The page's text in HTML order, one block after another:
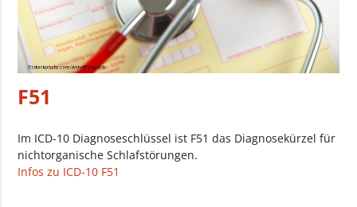
F51
Im ICD-10 Diagnoseschlüssel ist F51 das Diagnosekürzel für
nichtorganische Schlafstörungen.
Infos zu ICD-10 F51